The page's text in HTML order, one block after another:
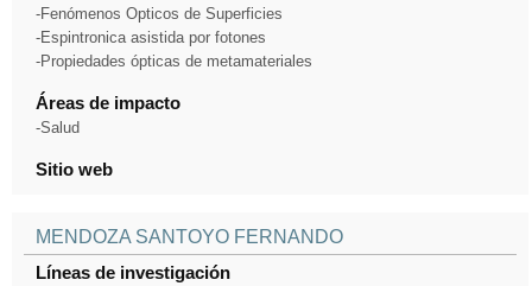
-Fenómenos Opticos de Superficies
-Espintronica asistida por fotones
-Propiedades ópticas de metamateriales
Áreas de impacto
-Salud
Sitio web
MENDOZA SANTOYO FERNANDO
Líneas de investigación